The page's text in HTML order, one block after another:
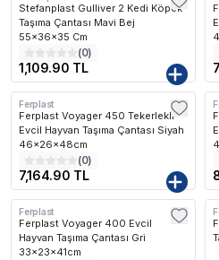
Stefanplast Gulliver 2 Kedi Köpek
Taşıma Çantası Mavi Bej
55x36x35 Cm
(0)
1,109.90 TL
Kargo Bedava
Ferplast
Ferplast Voyager 450 Tekerlekli
Evcil Hayvan Taşıma Çantası Siyah
46x26x48cm
(0)
7,164.90 TL
Kargo Bedava
Ferplast
Ferplast Voyager 400 Evcil
Hayvan Taşıma Çantası Gri
33x23x41cm